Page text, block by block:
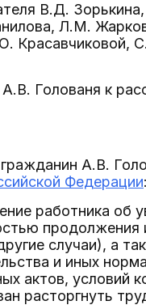
В.Д.
Л.М.
Красавчиковой,
Голованя к
А.В.
Федерации:
работника об
продолжения
случаи), а
и иных
актов, условий
расторгнуть